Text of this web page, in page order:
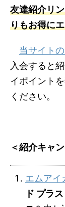
友達紹介リ
りもお得に
当サイト
入会すると
イポイント
ください。
＜紹介キャ
エムアイ
ド プラ